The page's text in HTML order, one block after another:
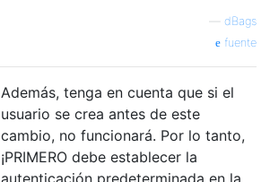
dBags
fuente
Además, tenga en cuenta que si el
usuario se crea antes de este
cambio, no funcionará. Por lo tanto,
¡PRIMERO debe establecer la